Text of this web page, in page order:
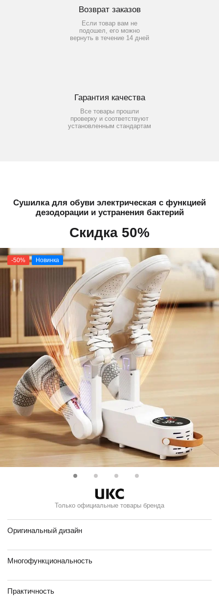
Возврат заказов
Если товар вам не
подошел, его можно
вернуть в течение 14 дней
Гарантия качества
Все товары прошли
проверку и соответствуют
установленным стандартам
Сушилка для обуви электрическая с функцией
дезодорации и устранения бактерий
Скидка 50%
-50% Новинка
Только официальные товары бренда
Оригинальный дизайн
Многофункциональность
Практичность